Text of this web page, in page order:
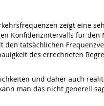
zeigt eine
Konfidenzintervalls für
tatsächlichen
des errechneten
und daher auch
man das nicht generell